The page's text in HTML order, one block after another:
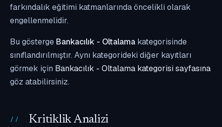
farkındalık eğitimi katmanlarında öncelikli olarak
engellenmelidir.
Bu gösterge Bankacılık - Oltalama kategorisinde
sınıflandırılmıştır. Aynı kategorideki diğer kayıtları
görmek için Bankacılık - Oltalama kategorisi sayfasına
göz atabilirsiniz.
Kritiklik Analizi